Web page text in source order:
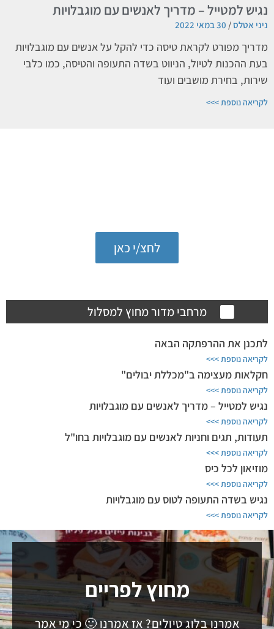
נגיש למטייל – מדריך לאנשים עם מוגבלויות
ניני אטלס
מדריך מפורט לקראת טיסה כדי להקל על אנשים עם מוגבלויות
בעת ההכנות לטיול, הניווט בשדה התעופה והטיסה, כמו כלבי
שירות, בחירת מושבים ועוד
לקריאה נוספת >>>
לחצ/י כאן
מחוץ למסלול מרחבי מדור מחוץ למסלול
לתכנן את ההרפתקה הבאה
לקריאה נוספת >>>
חקלאות מעצימה ב"מכללת יבולים"
לקריאה נוספת >>>
נגיש למטייל – מדריך לאנשים עם מוגבלויות
לקריאה נוספת >>>
תעודות, תגים וחניות לאנשים עם מוגבלויות בחו"ל
לקריאה נוספת >>>
מוזיאון לכל כיס
לקריאה נוספת >>>
נגיש בשדה התעופה לטוס עם מוגבלויות
לקריאה נוספת >>>
מחוץ לפריים
אמרנו בלוג טיולים? אז אמרנו 🙂 כי מי אמר